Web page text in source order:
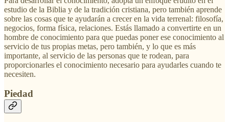
estudio de la Biblia y de la tradición cristiana, pero también aprende
sobre las cosas que te ayudarán a crecer en la vida terrenal: filosofía,
negocios, forma física, relaciones. Estás llamado a convertirte en un
hombre de conocimiento para que puedas poner ese conocimiento al
servicio de tus propias metas, pero también, y lo que es más
importante, al servicio de las personas que te rodean, para
proporcionarles el conocimiento necesario para ayudarles cuando te
necesiten.
Piedad